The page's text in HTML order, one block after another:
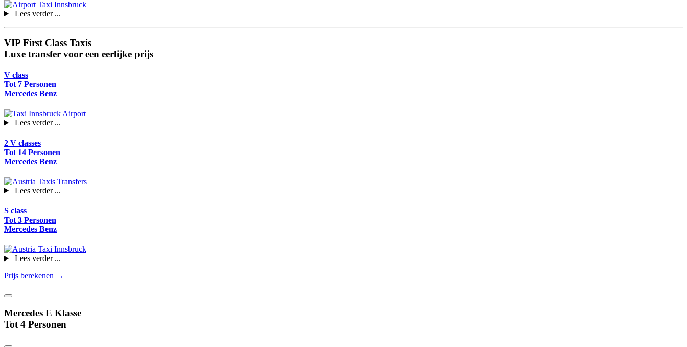
Lees verder ...
VIP First Class Taxis
Luxe transfer voor een eerlijke prijs
V class
Tot 7 Personen
Mercedes Benz
Lees verder ...
2 V classes
Tot 14 Personen
Mercedes Benz
Lees verder ...
S class
Tot 3 Personen
Mercedes Benz
Lees verder ...
Prijs berekenen →
Mercedes E Klasse
Tot 4 Personen